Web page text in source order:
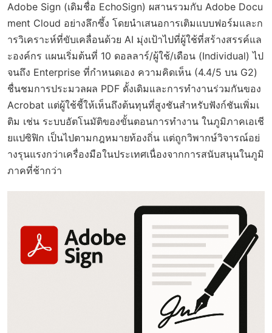
Adobe Sign (เดิมชื่อ EchoSign) ผสานรวมกับ Adobe Docu
ment Cloud อย่างลึกซึ้ง โดยนำเสนอการเติมแบบฟอร์มและก
ารวิเคราะห์ที่ขับเคลื่อนด้วย AI มุ่งเป้าไปที่ผู้ใช้ที่สร้างสรรค์แล
ะองค์กร แผนเริ่มต้นที่ 10 ดอลลาร์/ผู้ใช้/เดือน (Individual) ไป
จนถึง Enterprise ที่กำหนดเอง ความคิดเห็น (4.4/5 บน G2)
ชื่นชมการประมวลผล PDF ดั้งเดิมและการทำงานร่วมกันของ
Acrobat แต่ผู้ใช้ชี้ให้เห็นถึงต้นทุนที่สูงชันสำหรับฟังก์ชันเพิ่มเ
ติม เช่น ระบบอัตโนมัติของขั้นตอนการทำงาน ในภูมิภาคเอเชี
ยแปซิฟิก เป็นไปตามกฎหมายท้องถิ่น แต่ถูกวิพากษ์วิจารณ์อย่
างรุนแรงกว่าเครื่องมือในประเทศเนื่องจากการสนับสนุนในภูมิ
ภาคที่ช้ากว่า